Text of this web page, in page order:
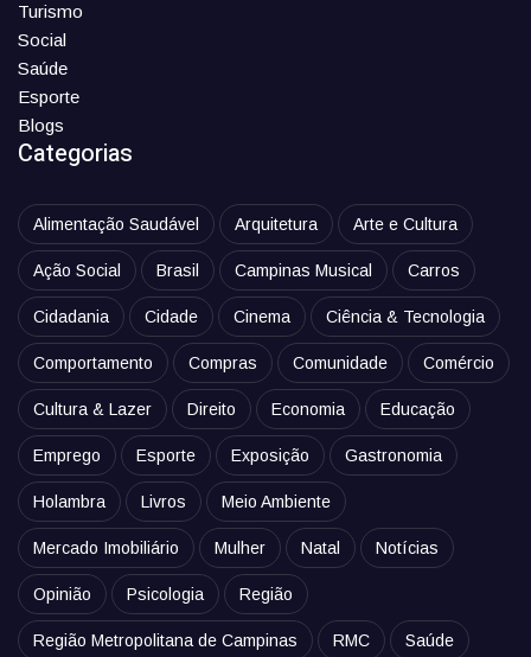
Turismo
Social
Saúde
Esporte
Blogs
Categorias
Alimentação Saudável Arquitetura Arte e Cultura
Ação Social Brasil Campinas Musical Carros
Cidadania Cidade Cinema Ciência & Tecnologia
Comportamento Compras Comunidade Comércio
Cultura & Lazer Direito Economia Educação
Emprego Esporte Exposição Gastronomia
Holambra Livros Meio Ambiente
Mercado Imobiliário Mulher Natal Notícias
Opinião Psicologia Região
Região Metropolitana de Campinas RMC Saúde